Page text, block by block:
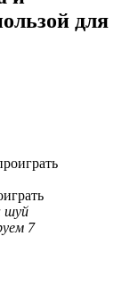
для
шуй
7